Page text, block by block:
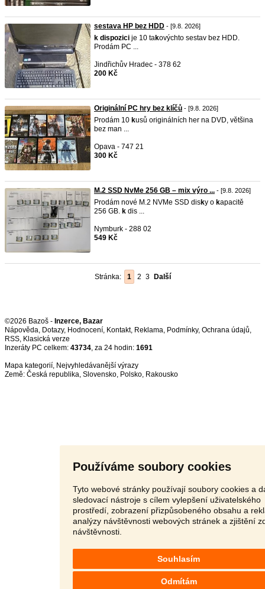
Používáme soubory cookies
Tyto webové stránky používají soubory cookies a
sledovací nástroje s cílem vylepšení uživatelského
prostředí, zobrazení přizpůsobeného obsahu a
analýzy návštěvnosti webových stránek a zjištění
návštěvnosti.
Souhlasím
Odmítám
sestava HP bez HDD - [9.8. 2026]
k dispozici je 10 takovýchto sestav bez HDD.
Prodám PC ...
Jindřichův Hradec - 378 62
200 Kč
Originální PC hry bez klíčů - [9.8. 2026]
Prodám 10 kusů originálních her na DVD, většina
bez man ...
Opava - 747 21
300 Kč
M.2 SSD NvMe 256 GB – mix výro ... - [9.8. 2026]
Prodám nové M.2 NVMe SSD disky o kapacitě
256 GB. k dis ...
Nymburk - 288 02
549 Kč
Stránka: 1 2 3 Další
©2026 Bazoš - Inzerce, Bazar
Nápověda, Dotazy, Hodnocení, Kontakt, Reklama, Podmínky, Ochrana údajů,
RSS,
Inzeráty PC celkem: 43734, za 24 hodin: 1691
Mapa kategorií, Nejvyhledávanější výrazy
Země: Česká republika, Slovensko, Polsko, Rakousko